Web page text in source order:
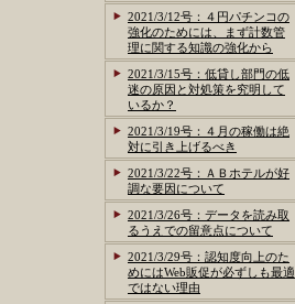
2021/3/12号：４円パチンコの
強化のためには、まず計数管
理に関する知識の強化から
2021/3/15号：低貸し部門の低
迷の原因と対処策を究明して
いるか？
2021/3/19号：４月の稼働は絶
対に引き上げるべき
2021/3/22号：ＡＢホテルが好
調な要因について
2021/3/26号：データを読み取
るうえでの留意点について
2021/3/29号：認知度向上のた
めにはWeb販促が必ずしも最適
ではない理由